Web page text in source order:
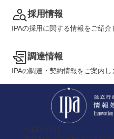
採用情報
IPAの採用に関する情報をご紹介
調達情報
IPAの調達・契約情報をご案内し
〒113-6591